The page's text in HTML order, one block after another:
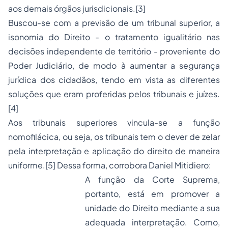
aos demais órgãos jurisdicionais.[3]
Buscou-se com a previsão de um tribunal superior, a
isonomia do Direito - o tratamento igualitário nas
decisões independente de território - proveniente do
Poder Judiciário, de modo à aumentar a segurança
jurídica dos cidadãos, tendo em vista as diferentes
soluções que eram proferidas pelos tribunais e juízes.
[4]
Aos tribunais superiores vincula-se a função
nomofilácica, ou seja, os tribunais tem o dever de zelar
pela interpretação e aplicação do direito de maneira
uniforme.[5] Dessa forma, corrobora Daniel Mitidiero:
A função da Corte Suprema,
portanto, está em promover a
unidade do Direitomediante a sua
adequada interpretação. Como,